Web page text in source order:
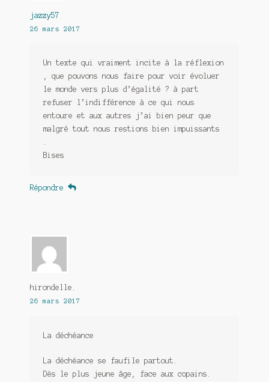
jazzy57
26 mars 2017
Un texte qui vraiment incite à la réflexion
, que pouvons nous faire pour voir évoluer
le monde vers plus d’égalité ? à part
refuser l’indifférence à ce qui nous
entoure et aux autres j’ai bien peur que
malgré tout nous restions bien impuissants
Bises
Répondre
hirondelle.
26 mars 2017
La déchéance
La déchéance se faufile partout.
Dès le plus jeune âge, face aux copains.